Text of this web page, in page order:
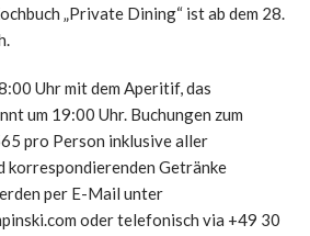
„Private Dining“ ist ab dem 28.
Uhr mit dem Aperitif, das
um 19:00 Uhr. Buchungen zum
pro Person inklusive aller
korrespondierenden Getränke
per E-Mail unter
oder telefonisch via +49 30